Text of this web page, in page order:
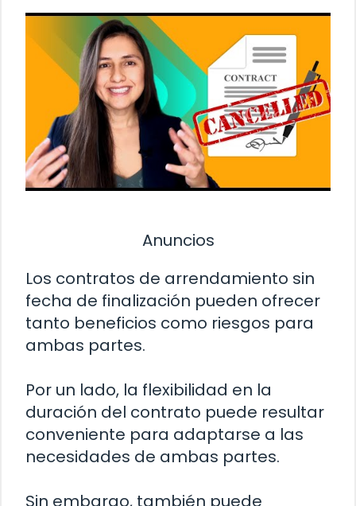
Anuncios
Los contratos de arrendamiento sin
fecha de finalización pueden ofrecer
tanto beneficios como riesgos para
ambas partes.
Por un lado, la flexibilidad en la
duración del contrato puede resultar
conveniente para adaptarse a las
necesidades de ambas partes.
Sin embargo, también puede